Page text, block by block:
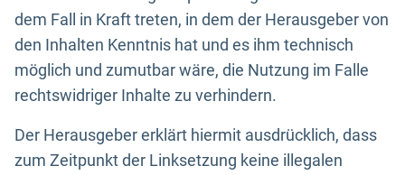
dem Fall in Kraft treten, in dem der Herausgeber von
den Inhalten Kenntnis hat und es ihm technisch
möglich und zumutbar wäre, die Nutzung im Falle
rechtswidriger Inhalte zu verhindern.
Der Herausgeber erklärt hiermit ausdrücklich, dass
zum Zeitpunkt der Linksetzung keine illegalen